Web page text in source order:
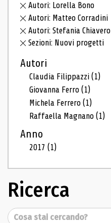
Autori: Lorella Bono
Autori: Matteo Corradini
Autori: Stefania Chiavero
Sezioni: Nuovi progetti
Autori
Claudia Filippazzi(1)
Giovanna Ferro(1)
Michela Ferrero(1)
Raffaella Magnano(1)
Anno
2017(1)
Ricerca
Cerca